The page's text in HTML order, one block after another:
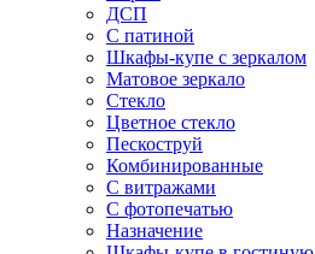
ДСП
С патиной
Шкафы-купе с зеркалом
Матовое зеркало
Стекло
Цветное стекло
Пескоструй
Комбинированные
С витражами
С фотопечатью
Назначение